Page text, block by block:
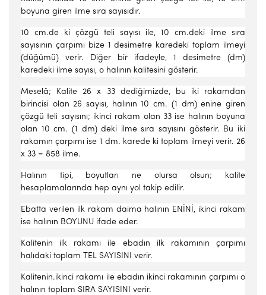
boyuna giren ilme sıra sayısıdır.
10 cm.de ki çözgü teli sayısı ile, 10 cm.deki ilme sıra
sayısının çarpımı bize 1 desimetre karedeki toplam ilmeyi
(düğümü) verir. Di­ğer bir ifadeyle, 1 desimetre (dm)
karedeki ilme sayısı, o halının kali­tesini gösterir.
Meselâ; Kalite 26 x 33 dediğimizde, bu iki rakamdan
birincisi olan 26 sayısı, halının 10 cm. (1 dm) enine giren
çözgü teli sayısını; ikinci rakam olan 33 ise halının boyuna
olan 10 cm. (1 dm) deki ilme sıra sayısını gösterir. Bu iki
rakamın çarpımı ise 1 dm. karede ki top­lam ilmeyi verir. 26
x 33 = 858 ilme.
Halının tipi, boyutları ne olursa olsun; kalite
hesaplamalarında hep aynı yol takip edilir.
Ebatta verilen ilk rakam daima halının ENİNİ, ikinci rakam
ise halının BOYUNU ifade eder.
Kalitenin ilk rakamı ile ebadın ilk rakamının çarpımı
halıdaki toplam TEL SAYISINI verir.
Kalitenin.ikinci rakamı ile ebadın ikinci rakamının çarpımı o
ha­lının toplam SIRA SAYISINI verir.